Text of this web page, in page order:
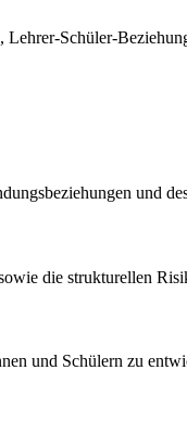
Schüler-
und
die strukturellen
und Schülern zu